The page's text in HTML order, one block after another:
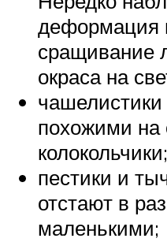
деформация
сращивание
окраса на
чашелистики
похожими
колокольчики;
пестики и
отстают в
маленькими;